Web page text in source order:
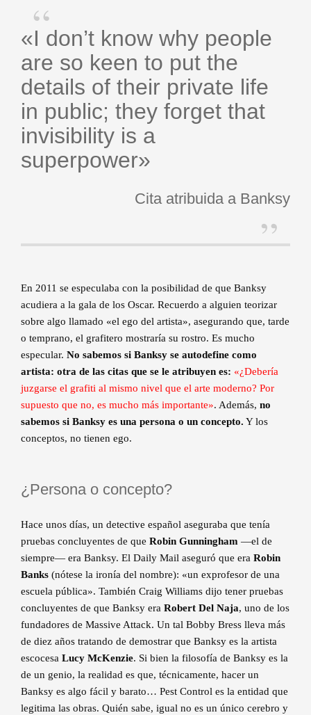
«I don’t know why people
are so keen to put the
details of their private life
in public; they forget that
invisibility is a
superpower»
Cita atribuida a Banksy
En 2011 se especulaba con la posibilidad de que Banksy
acudiera a la gala de los Oscar. Recuerdo a alguien teorizar
sobre algo llamado «el ego del artista», asegurando que, tarde
o temprano, el grafitero mostraría su rostro. Es mucho
especular. No sabemos si Banksy se autodefine como
artista: otra de las citas que se le atribuyen es: «¿Debería
juzgarse el grafiti al mismo nivel que el arte moderno? Por
supuesto que no, es mucho más importante». Además, no
sabemos si Banksy es una persona o un concepto. Y los
conceptos, no tienen ego.
¿Persona o concepto?
Hace unos días, un detective español aseguraba que tenía
pruebas concluyentes de que Robin Gunningham —el de
siempre— era Banksy. El Daily Mail aseguró que era Robin
Banks (nótese la ironía del nombre): «un exprofesor de una
escuela pública». También Craig Williams dijo tener pruebas
concluyentes de que Banksy era Robert Del Naja, uno de los
fundadores de Massive Attack. Un tal Bobby Bress lleva más
de diez años tratando de demostrar que Banksy es la artista
escocesa Lucy McKenzie. Si bien la filosofía de Banksy es la
de un genio, la realidad es que, técnicamente, hacer un
Banksy es algo fácil y barato… Pest Control es la entidad que
legitima las obras. Quién sabe, igual no es un único cerebro y